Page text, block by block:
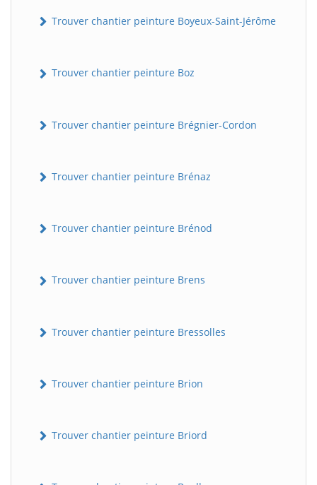
Trouver chantier peinture Boyeux-Saint-Jérôme
Trouver chantier peinture Boz
Trouver chantier peinture Brégnier-Cordon
Trouver chantier peinture Brénaz
Trouver chantier peinture Brénod
Trouver chantier peinture Brens
Trouver chantier peinture Bressolles
Trouver chantier peinture Brion
Trouver chantier peinture Briord